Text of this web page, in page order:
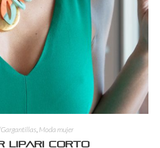
, Moda mujer
Lipari Corto